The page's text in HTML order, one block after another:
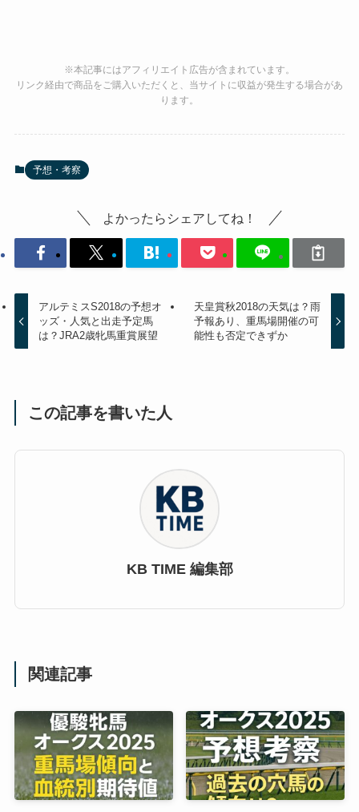
※本記事にはアフィリエイト広告が含まれています。
リンク経由で商品をご購入いただくと、当サイトに収益が発生する場合があ
ります。
予想・考察
よかったらシェアしてね！
アルテミスS2018の予想オ
ッズ・人気と出走予定馬
は？JRA2歳牝馬重賞展望
天皇賞秋2018の天気は？雨
予報あり、重馬場開催の可
能性も否定できずか
この記事を書いた人
KB TIME 編集部
関連記事